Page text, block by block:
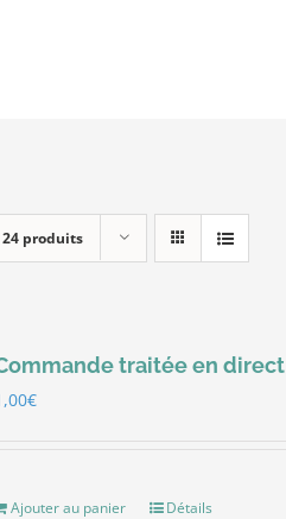
24 produits
traitée en direct
€
Ajouter au panier Détails